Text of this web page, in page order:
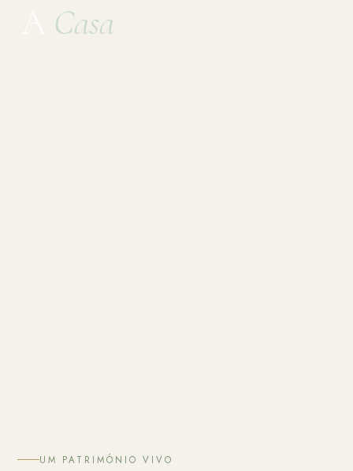
Casa
UM PATRIMÓNIO VIVO